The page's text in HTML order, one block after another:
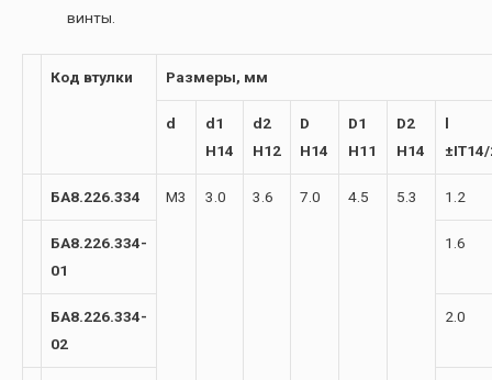
винты.
Код втулки Размеры, мм
d
d1
H14
d2
H12
D
H14
D1
H11
D2
H14
l
БА8.226.334 М3 3.0 3.6 7.0 4.5 5.3 1.2
БА8.226.334-
01
1.6
БА8.226.334-
02
2.0